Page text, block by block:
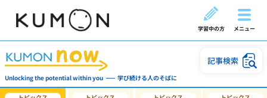
学習中の方 メニュー
Unlocking the potential within you 学び続ける人のそばに
記事検索